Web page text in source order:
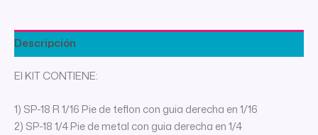
Descripción
El KIT CONTIENE:
1) SP-18 R 1/16 Pie de teflon con guia derecha en 1/16
2) SP-18 1/4 Pie de metal con guia derecha en 1/4